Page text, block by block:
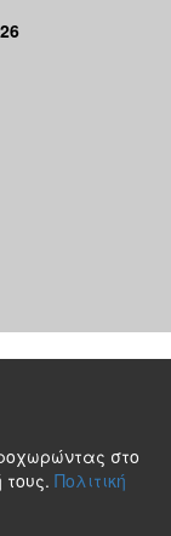
στο
Πολιτική